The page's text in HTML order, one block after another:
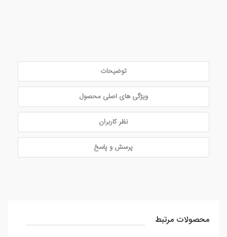
توضیحات
ویژگی های اصلی محصول
نظر کاربران
پرسش و پاسخ
محصولات مرتبط